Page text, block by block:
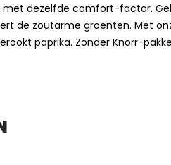
met dezelfde comfort-factor.
de zoutarme groenten. Met
paprika. Zonder Knorr-